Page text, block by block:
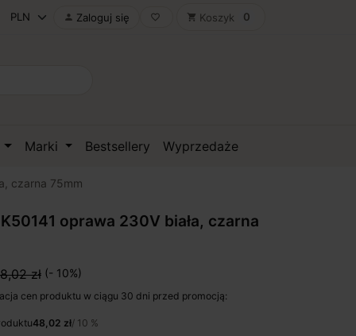
 Zaloguj się favorite_border shopping_cart Koszyk 0
Marki Bestsellery Wyprzedaże
czarna 75mm
oprawa 230V biała, czarna
zł (- 10%)
cen produktu w ciągu 30 dni przed promocją:
48,02 zł/ 10 %